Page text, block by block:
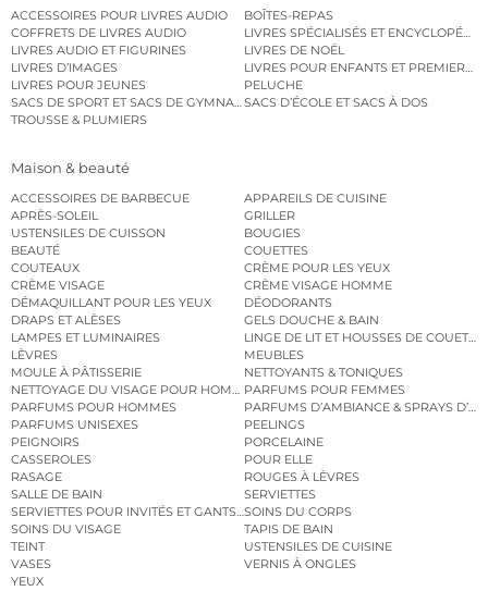
ACCESSOIRES POUR LIVRES AUDIO
BOÎTES-REPAS
COFFRETS DE LIVRES AUDIO
LIVRES SPÉCIALISÉS ET
LIVRES AUDIO ET FIGURINES
LIVRES DE NOËL
LIVRES D’IMAGES
LIVRES POUR ENFANTS ET PREMIERS
LIVRES POUR JEUNES
PELUCHE
SACS DE SPORT ET SACS DE GYMNASTIQUESACS D’ÉCOLE ET SACS À DOS
TROUSSE & PLUMIERS
Maison & beauté
ACCESSOIRES DE BARBECUE
APPAREILS DE CUISINE
APRÈS-SOLEIL
GRILLER
USTENSILES DE CUISSON
BOUGIES
BEAUTÉ
COUETTES
COUTEAUX
CRÈME POUR LES YEUX
CRÈME VISAGE
CRÈME VISAGE HOMME
DÉMAQUILLANT POUR LES YEUX
DÉODORANTS
DRAPS ET ALÈSES
GELS DOUCHE & BAIN
LAMPES ET LUMINAIRES
LINGE DE LIT ET HOUSSES DE COUETTE
LÈVRES
MEUBLES
MOULE À PÂTISSERIE
NETTOYANTS & TONIQUES
NETTOYAGE DU VISAGE POUR HOMMESPARFUMS POUR FEMMES
PARFUMS POUR HOMMES
PARFUMS D’AMBIANCE & SPRAYS
PARFUMS UNISEXES
PEELINGS
PEIGNOIRS
PORCELAINE
CASSEROLES
POUR ELLE
RASAGE
ROUGES À LÈVRES
SALLE DE BAIN
SERVIETTES
SERVIETTES POUR INVITÉS ET GANTS DE TOILETTE
SOINS DU CORPS
SOINS DU VISAGE
TAPIS DE BAIN
TEINT
USTENSILES DE CUISINE
VASES
VERNIS À ONGLES
YEUX